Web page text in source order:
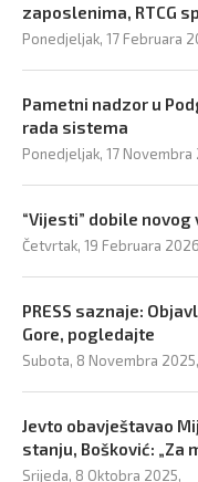
zaposlenima, RTCG
Ponedjeljak, 17 Februara
Pametni nadzor u
rada sistema
Ponedjeljak, 17 Novembra
“Vijesti” dobile
Četvrtak, 19 Februara
PRESS saznaje:
Gore, pogledajte
Subota, 8 Novembra 2025,
Jevto obavještavao
stanju, Bošković: „Za
Srijeda, 8 Oktobra 2025,